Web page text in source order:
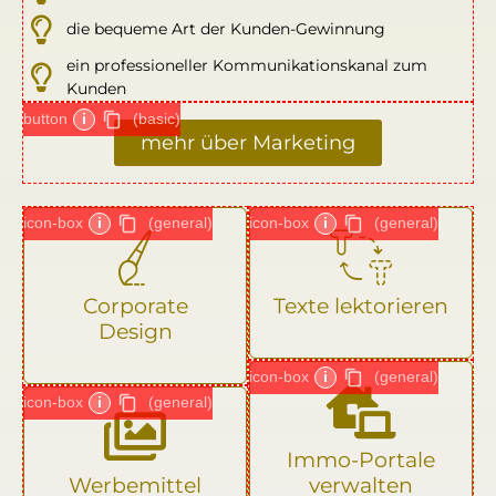
die bequeme Art der Kunden-Gewinnung
ein professioneller Kommunikationskanal zum
Kunden
mehr über Marketing
button i (basic)
Corporate
Design
icon-box i (general)
Werbemittel
icon-box i (general)
Texte lektorieren
icon-box i (general)
Immo-Portale
verwalten
icon-box i (general)